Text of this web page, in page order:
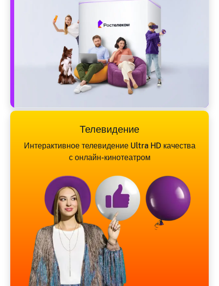
Телевидение
Интерактивное телевидение Ultra HD качества
с онлайн-кинотеатром